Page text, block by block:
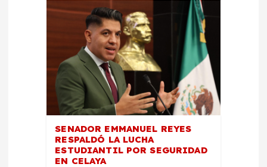
SENADOR EMMANUEL REYES
RESPALDÓ LA LUCHA
ESTUDIANTIL POR SEGURIDAD
EN CELAYA